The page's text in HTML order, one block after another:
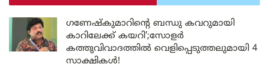
ഗണേഷ്കുമാറിന്റെ ബന്ധു കവറുമായി
കാറിലേക്ക് കയറി’;സോളർ
കത്തുവിവാദത്തിൽ വെളിപ്പെടുത്തലുമായി 4
സാക്ഷികൾ!